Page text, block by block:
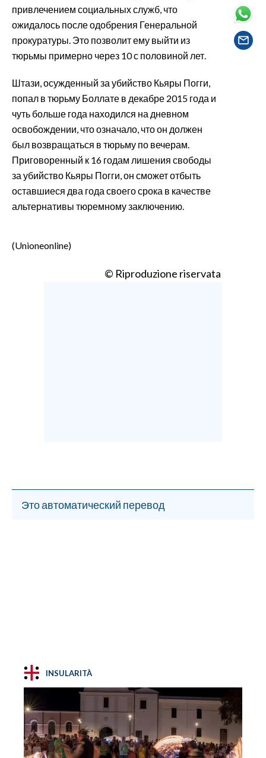
INSULARITÀ
FOTO
INFO AZIENDE
ABBONATI
PUBBLICITÀ
SPIAGGE
STORE
привлечением социальных служб, что
ожидалось после одобрения Генеральной
прокуратуры. Это позволит ему выйти из
тюрьмы примерно через 10 с половиной лет.
Штази, осужденный за убийство Кьяры Погги,
попал в тюрьму Боллате в декабре 2015 года и
чуть больше года находился на дневном
освобождении, что означало, что он должен
был возвращаться в тюрьму по вечерам.
Приговоренный к 16 годам лишения свободы
за убийство Кьяры Погги, он сможет отбыть
оставшиеся два года своего срока в качестве
альтернативы тюремному заключению.
(Unioneonline)
© Riproduzione riservata
Это автоматический перевод
INSULARITÀ